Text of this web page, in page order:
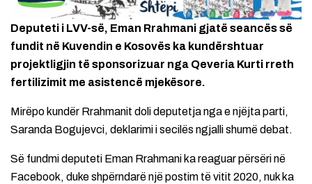
Deputeti i LVV-së, Eman Rrahmani gjatë seancës së
fundit në Kuvendin e Kosovës ka kundërshtuar
projektligjin të sponsorizuar nga Qeveria Kurti rreth
fertilizimit me asistencë mjekësore.
Mirëpo kundër Rrahmanit doli deputetja nga e njëjta parti,
Saranda Bogujevci, deklarimi i secilës ngjalli shumë debat.
Së fundmi deputeti Eman Rrahmani ka reaguar përsëri në
Facebook, duke shpërndarë një postim të vitit 2020, nuk ka